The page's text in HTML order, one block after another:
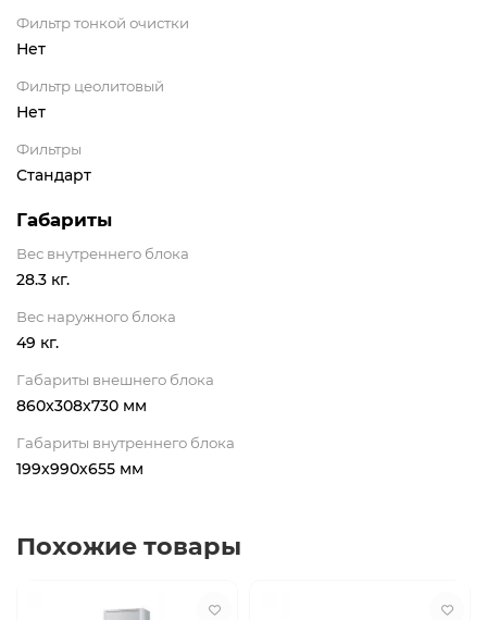
Фильтр тонкой очистки
Нет
Фильтр цеолитовый
Нет
Фильтры
Стандарт
Габариты
Вес внутреннего блока
28.3 кг.
Вес наружного блока
49 кг.
Габариты внешнего блока
860x308x730 мм
Габариты внутреннего блока
199х990х655 мм
Похожие товары